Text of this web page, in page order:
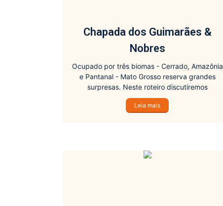
Chapada dos Guimarães &
Nobres
Ocupado por três biomas - Cerrado, Amazônia
e Pantanal - Mato Grosso reserva grandes
surpresas. Neste roteiro discutiremos
biodiversidade, espeleologia, geomorfologia e
paleontologia.
Leia mais